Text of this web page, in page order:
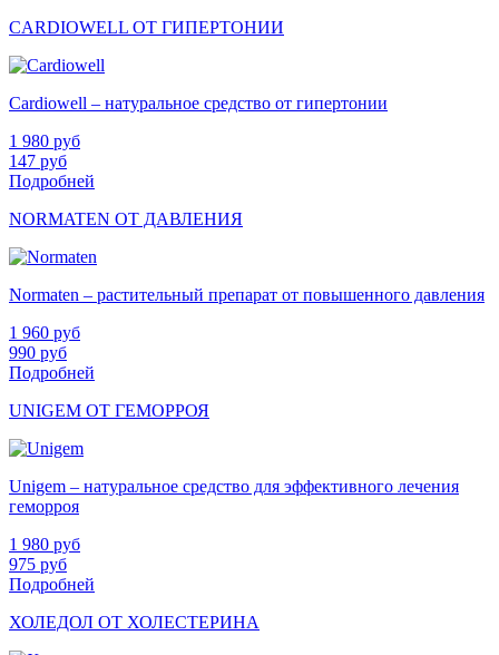
CARDIOWELL ОТ ГИПЕРТОНИИ
Cardiowell – натуральное средство от гипертонии
1 980 руб
147 руб
Подробней
NORMATEN ОТ ДАВЛЕНИЯ
Normaten – растительный препарат от повышенного давления
1 960 руб
990 руб
Подробней
UNIGEM ОТ ГЕМОРРОЯ
Unigem – натуральное средство для эффективного лечения
геморроя
1 980 руб
975 руб
Подробней
ХОЛЕДОЛ ОТ ХОЛЕСТЕРИНА